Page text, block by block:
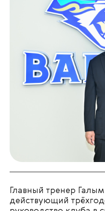
Главный тренер
действующий